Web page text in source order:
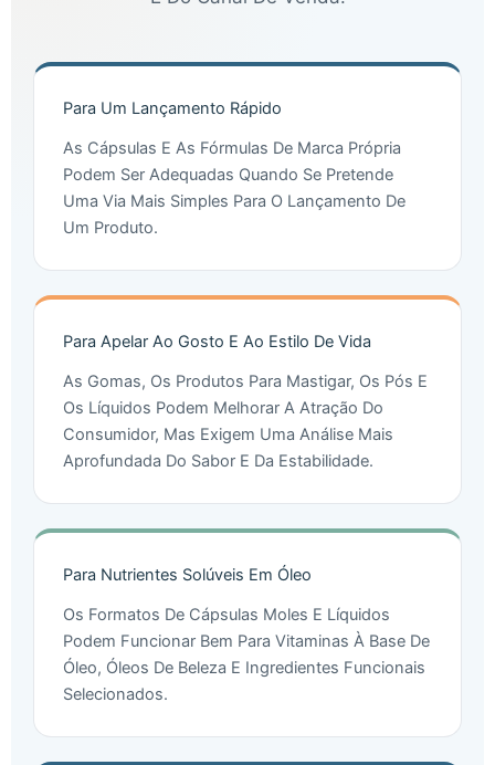
Para Um Lançamento Rápido
As Cápsulas E As Fórmulas De Marca Própria
Podem Ser Adequadas Quando Se Pretende
Uma Via Mais Simples Para O Lançamento De
Um Produto.
Para Apelar Ao Gosto E Ao Estilo De Vida
As Gomas, Os Produtos Para Mastigar, Os Pós E
Os Líquidos Podem Melhorar A Atração Do
Consumidor, Mas Exigem Uma Análise Mais
Aprofundada Do Sabor E Da Estabilidade.
Para Nutrientes Solúveis Em Óleo
Os Formatos De Cápsulas Moles E Líquidos
Podem Funcionar Bem Para Vitaminas À Base De
Óleo, Óleos De Beleza E Ingredientes Funcionais
Selecionados.